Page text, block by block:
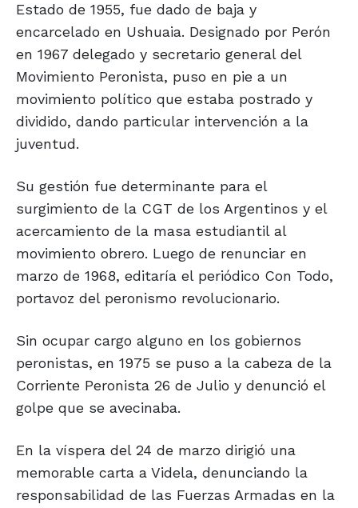
Estado de 1955, fue dado de baja y
encarcelado en Ushuaia. Designado por Perón
en 1967 delegado y secretario general del
Movimiento Peronista, puso en pie a un
movimiento político que estaba postrado y
dividido, dando particular intervención a la
juventud.
Su gestión fue determinante para el
surgimiento de la CGT de los Argentinos y el
acercamiento de la masa estudiantil al
movimiento obrero. Luego de renunciar en
marzo de 1968, editaría el periódico Con Todo,
portavoz del peronismo revolucionario.
Sin ocupar cargo alguno en los gobiernos
peronistas, en 1975 se puso a la cabeza de la
Corriente Peronista 26 de Julio y denunció el
golpe que se avecinaba.
En la víspera del 24 de marzo dirigió una
memorable carta a Videla, denunciando la
responsabilidad de las Fuerzas Armadas en la